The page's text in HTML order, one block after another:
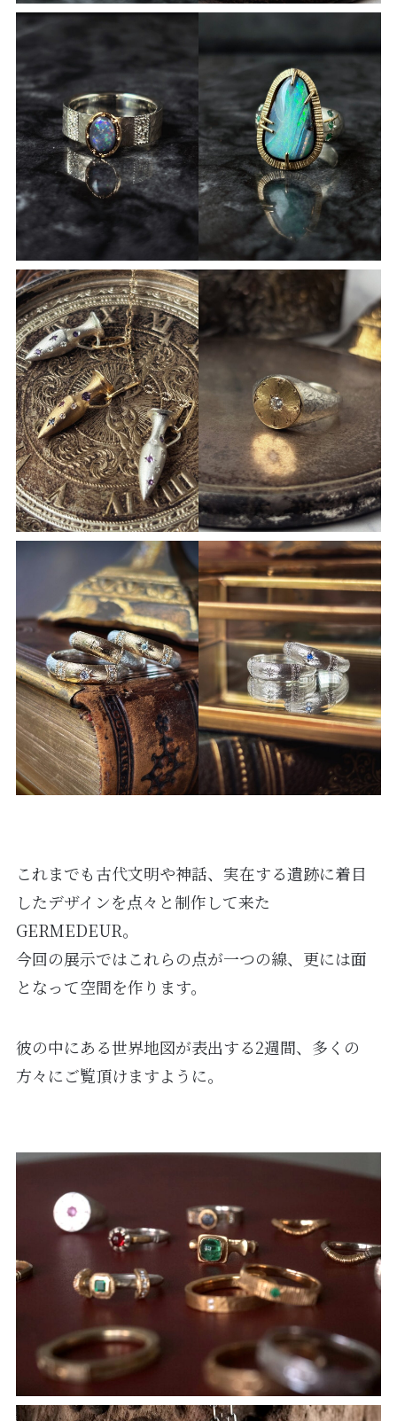
これまでも古代文明や神話、実在する遺跡に着目
したデザインを点々と制作して来た
GERMEDEUR。
今回の展示ではこれらの点が一つの線、更には面
となって空間を作ります。
彼の中にある世界地図が表出する2週間、多くの
方々にご覧頂けますように。